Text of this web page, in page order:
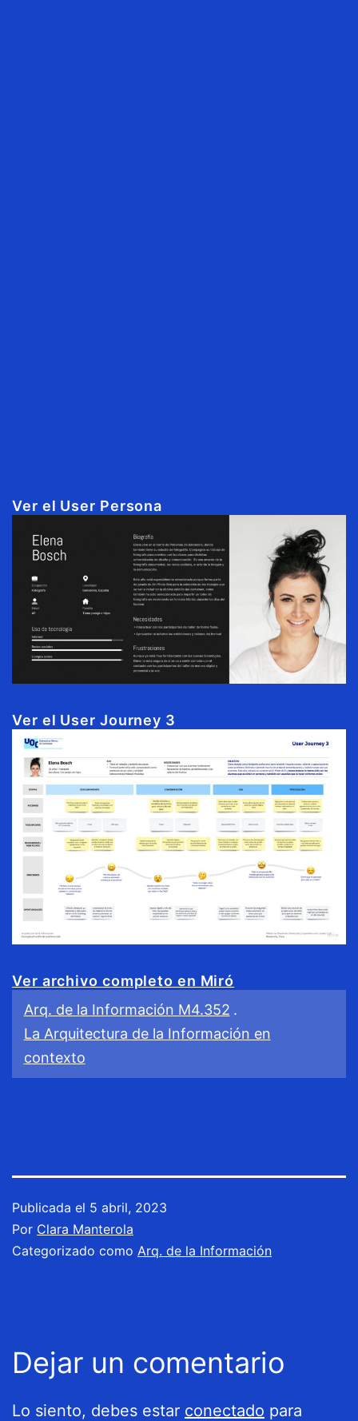
Ver el User Persona
Ver el User Journey 3
Ver archivo completo en Miró
Arq. de la Información M4.352 .
La Arquitectura de la Información en
contexto
Publicada el 5 abril, 2023
Por Clara Manterola
Categorizado como Arq. de la Información
Dejar un comentario
Lo siento, debes estar conectado para